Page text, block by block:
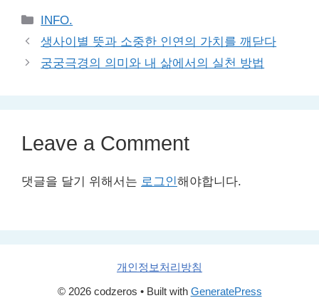
Categories
INFO.
생사이별 뜻과 소중한 인연의 가치를 깨닫다
궁궁극경의 의미와 내 삶에서의 실천 방법
Leave a Comment
댓글을 달기 위해서는 로그인해야합니다.
개인정보처리방침
© 2026 codzeros • Built with GeneratePress